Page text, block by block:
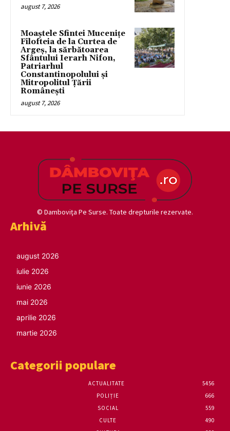
august 7, 2026
Moaștele Sfintei Mucenițe
Filofteia de la Curtea de
Argeș, la sărbătoarea
Sfântului Ierarh Nifon,
Patriarhul
Constantinopolului și
Mitropolitul Țării
Românești
august 7, 2026
© Damboviţa Pe Surse. Toate drepturile rezervate.
Arhivă
august 2026
iulie 2026
iunie 2026
mai 2026
aprilie 2026
martie 2026
Categorii populare
ACTUALITATE
5456
POLIȚIE
666
SOCIAL
559
CULTE
490